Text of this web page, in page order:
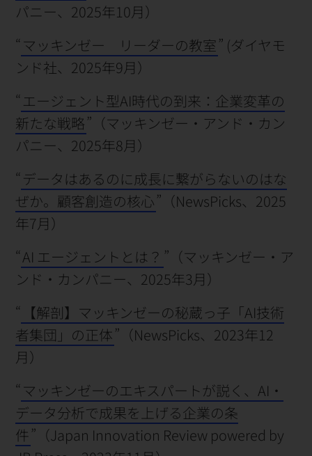
パニー、2025年10月）
“ マッキンゼー リーダーの教室 ” (ダイヤモ
ンド社、2025年9月）
“ エージェント型AI時代の到来：企業変革の
新たな戦略 ”（マッキンゼー・アンド・カン
パニー、2025年8月）
“ データはあるのに成長に繋がらないのはな
ぜか。顧客創造の核心”（NewsPicks、2025
年7月）
“AI エージェントとは？ ”（マッキンゼー・ア
ンド・カンパニー、2025年3月）
“ 【解剖】マッキンゼーの秘蔵っ子「AI技術
者集団」の正体”（NewsPicks、2023年12
月）
“ マッキンゼーのエキスパートが説く、AI・
データ分析で成果を上げる企業の条
件 ”（Japan Innovation Review powered by